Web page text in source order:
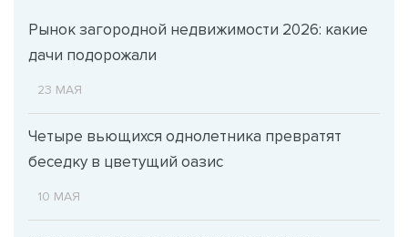
Рынок загородной недвижимости 2026: какие
дачи подорожали
23 МАЯ
Четыре вьющихся однолетника превратят
беседку в цветущий оазис
10 МАЯ